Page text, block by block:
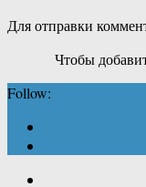
Для отправки
Чтобы
Follow: